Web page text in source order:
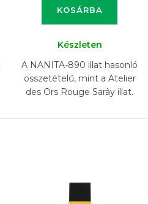
KOSÁRBA
Készleten
A NANITA-890 illat hasonló
összetételű, mint a Atelier
des Ors Rouge Sarây illat.